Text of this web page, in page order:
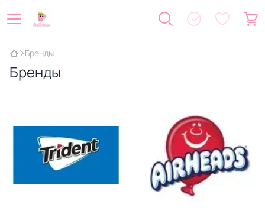
Бренды
Бренды